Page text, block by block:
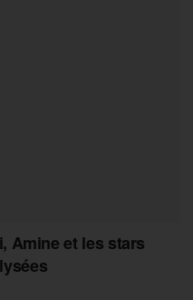
Amine et les stars